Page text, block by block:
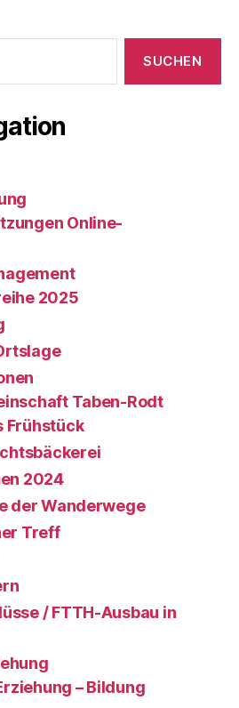
Online-
2025
Taben-Rodt
Frühstück
2024
der Wanderwege
Treff
/ FTTH-Ausbau in
– Bildung